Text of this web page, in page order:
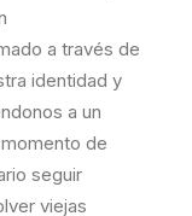
a través de
identidad y
a un
de
seguir
viejas